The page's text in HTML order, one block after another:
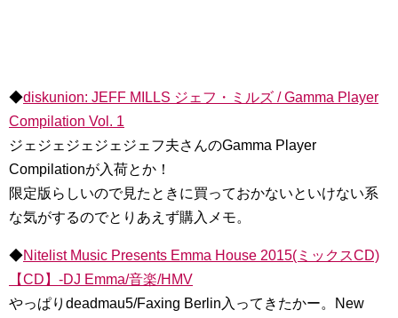
◆diskunion: JEFF MILLS ジェフ・ミルズ / Gamma Player
Compilation Vol. 1
ジェジェジェジェジェフ夫さんのGamma Player
Compilationが入荷とか！
限定版らしいので見たときに買っておかないといけない系
な気がするのでとりあえず購入メモ。
◆Nitelist Music Presents Emma House 2015(ミックスCD)
【CD】-DJ Emma/音楽/HMV
やっぱりdeadmau5/Faxing Berlin入ってきたかー。New